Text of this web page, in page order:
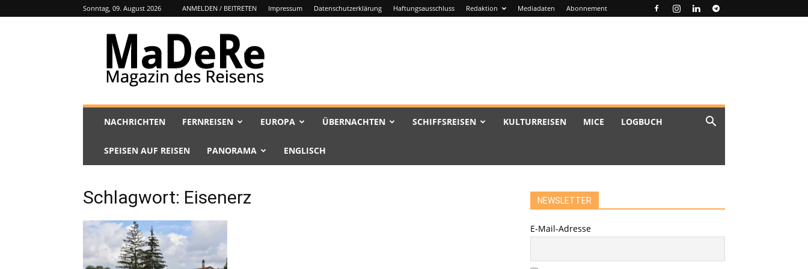
Sonntag, 09. August 2026 ANMELDEN / BEITRETEN Impressum Datenschutzerklärung Haftungsausschluss Redaktion Mediadaten Abonnement
MaDeRe
NACHRICHTEN FERNREISEN EUROPA ÜBERNACHTEN SCHIFFSREISEN KULTURREISEN MICE LOGBUCH
SPEISEN AUF REISEN PANORAMA ENGLISCH
Schlagwort: Eisenerz NEWSLETTER
E-Mail-Adresse